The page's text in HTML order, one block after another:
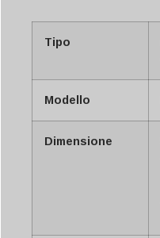
Tipo
Modello
Dimensione